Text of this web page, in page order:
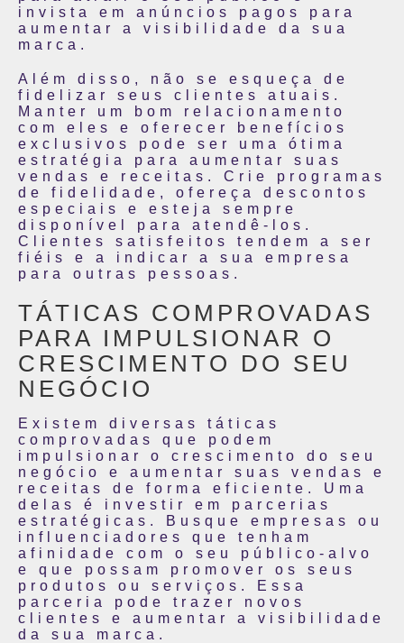
invista em anúncios pagos para
aumentar a visibilidade da sua
marca.
Além disso, não se esqueça de
fidelizar seus clientes atuais.
Manter um bom relacionamento
com eles e oferecer benefícios
exclusivos pode ser uma ótima
estratégia para aumentar suas
vendas e receitas. Crie programas
de fidelidade, ofereça descontos
especiais e esteja sempre
disponível para atendê-los.
Clientes satisfeitos tendem a ser
fiéis e a indicar a sua empresa
para outras pessoas.
TÁTICAS COMPROVADAS
PARA IMPULSIONAR O
CRESCIMENTO DO SEU
NEGÓCIO
Existem diversas táticas
comprovadas que podem
impulsionar o crescimento do seu
negócio e aumentar suas vendas e
receitas de forma eficiente. Uma
delas é investir em parcerias
estratégicas. Busque empresas ou
influenciadores que tenham
afinidade com o seu público-alvo
e que possam promover os seus
produtos ou serviços. Essa
parceria pode trazer novos
clientes e aumentar a visibilidade
da sua marca.